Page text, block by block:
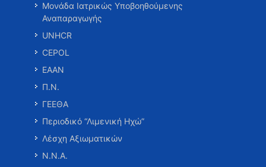
Μονάδα Ιατρικώς Υποβοηθούμενης
Αναπαραγωγής
UNHCR
CEPOL
ΕΑΑΝ
Π.Ν.
ΓΕΕΘΑ
Περιοδικό “Λιμενική Ηχώ”
Λέσχη Αξιωματικών
Ν.Ν.Α.